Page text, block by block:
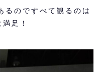
るのですべて観るのは
足！